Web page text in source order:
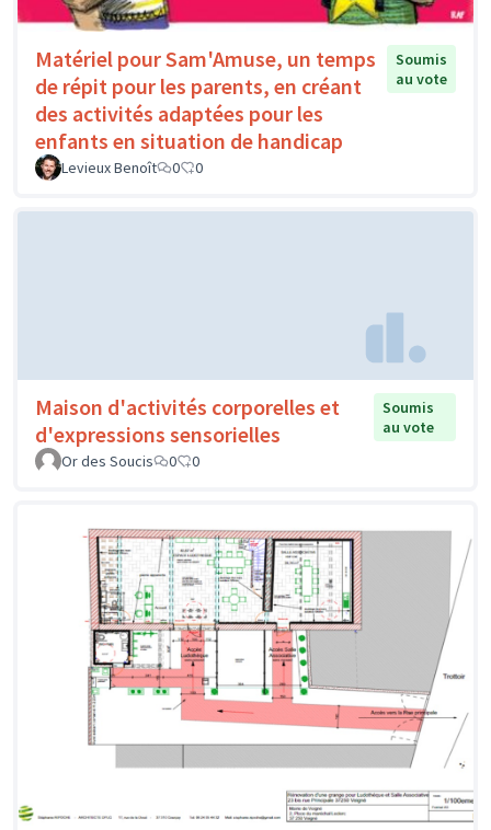
Matériel pour Sam'Amuse, un temps
de répit pour les parents, en créant
des activités adaptées pour les
enfants en situation de handicap
Soumis
au vote
Levieux Benoît 0 0
Maison d'activités corporelles et
d'expressions sensorielles
Soumis
au vote
Or des Soucis
0 0